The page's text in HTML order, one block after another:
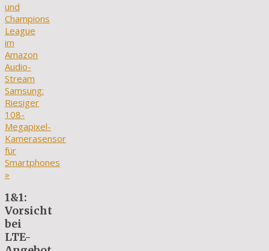
und
Champions
League
im
Amazon
Audio-
Stream
Samsung:
Riesiger
108-
Megapixel-
Kamerasensor
für
Smartphones
»
1&1:
Vorsicht
bei
LTE-